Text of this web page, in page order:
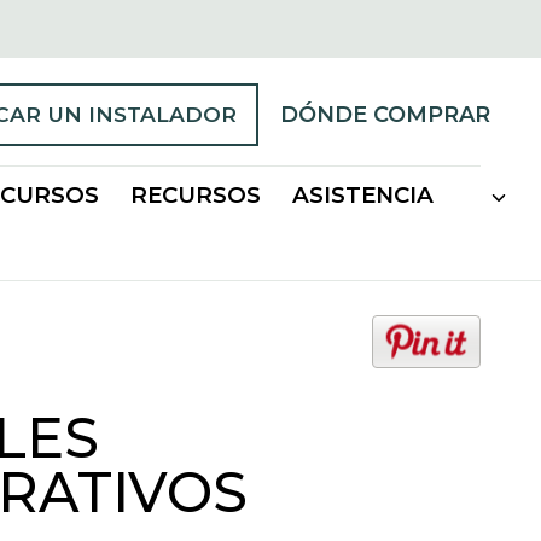
UN INSTALADOR DÓNDE COMPRAR
RECURSOS ASISTENCIA
p